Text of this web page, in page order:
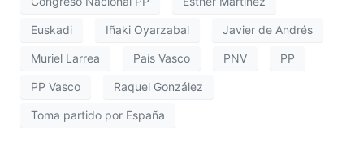
Euskadi Iñaki Oyarzabal Javier de Andrés
Muriel Larrea País Vasco PNV PP
PP Vasco Raquel González
Toma partido por España